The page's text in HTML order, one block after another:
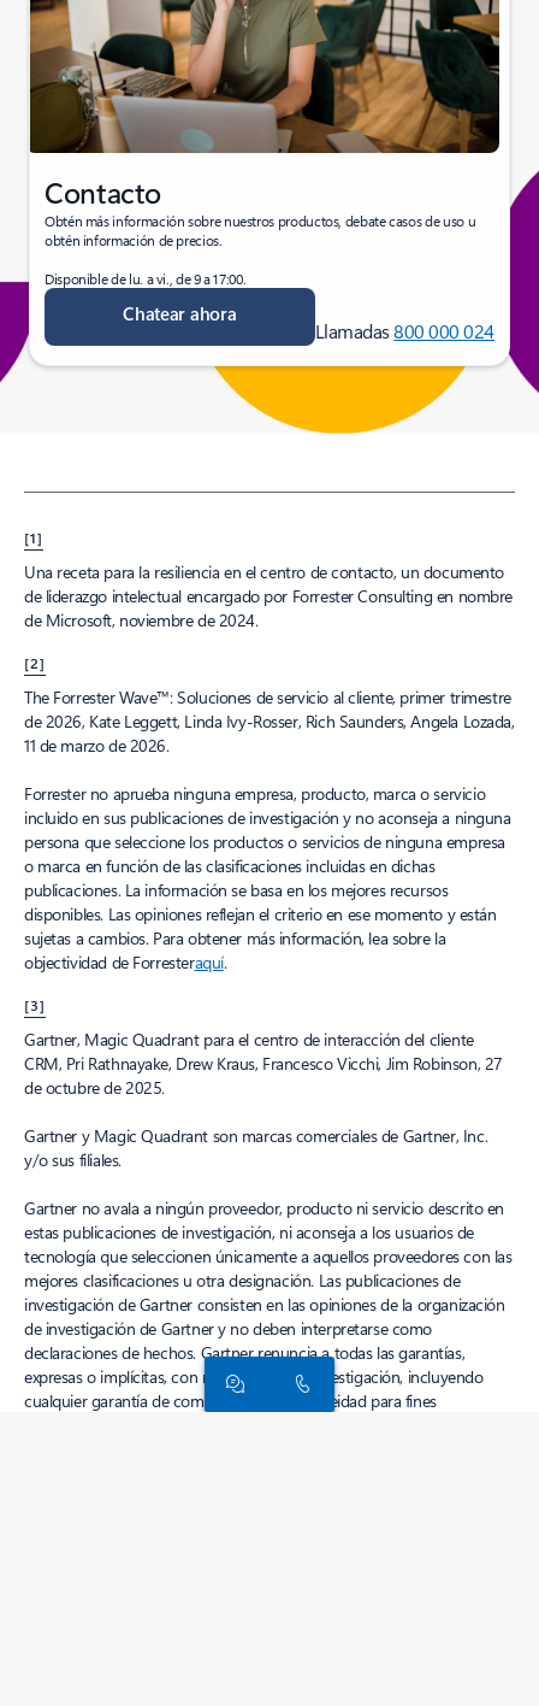
Contacto
Obtén más información sobre nuestros productos, debate casos de uso u
obtén información de precios.
Disponible de lu. a vi., de 9 a 17:00.
Chatear ahora
Llamadas800 000 024
[1]
Una receta para la resiliencia en el centro de contacto, un documento
de liderazgo intelectual encargado por Forrester Consulting en nombre
de Microsoft, noviembre de 2024.
[2]
The Forrester Wave™: Soluciones de servicio al cliente, primer trimestre
de 2026, Kate Leggett, Linda Ivy-Rosser, Rich Saunders, Angela Lozada,
11 de marzo de 2026.
Forrester no aprueba ninguna empresa, producto, marca o servicio
incluido en sus publicaciones de investigación y no aconseja a ninguna
persona que seleccione los productos o servicios de ninguna empresa
o marca en función de las clasificaciones incluidas en dichas
publicaciones. La información se basa en los mejores recursos
disponibles. Las opiniones reflejan el criterio en ese momento y están
sujetas a cambios. Para obtener más información, lea sobre la
objectividad de Forresteraquí.
[3]
Gartner, Magic Quadrant para el centro de interacción del cliente
CRM, Pri Rathnayake, Drew Kraus, Francesco Vicchi, Jim Robinson, 27
de octubre de 2025.
Gartner y Magic Quadrant son marcas comerciales de Gartner, Inc.
y/o sus filiales.
Gartner no avala a ningún proveedor, producto ni servicio descrito en
estas publicaciones de investigación, ni aconseja a los usuarios de
tecnología que seleccionen únicamente a aquellos proveedores con las
mejores clasificaciones u otra designación. Las publicaciones de
investigación de Gartner consisten en las opiniones de la organización
de investigación de Gartner y no deben interpretarse como
declaraciones de hechos. Gartner renuncia a todas las garantías,
expresas o implícitas, con respecto a esta investigación, incluyendo
cualquier garantía de comerciabilidad o idoneidad para fines